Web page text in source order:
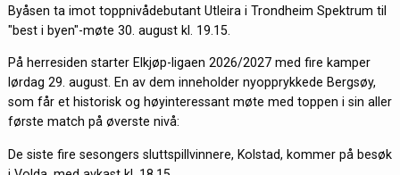
Byåsen ta imot toppnivådebutant Utleira i Trondheim Spektrum til
"best i byen"-møte 30. august kl. 19.15.
På herresiden starter Elkjøp-ligaen 2026/2027 med fire kamper
lørdag 29. august. En av dem inneholder nyopprykkede Bergsøy,
som får et historisk og høyinteressant møte med toppen i sin aller
første match på øverste nivå:
De siste fire sesongers sluttspillvinnere, Kolstad, kommer på besøk